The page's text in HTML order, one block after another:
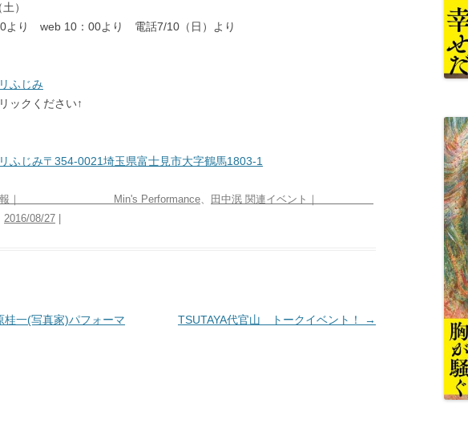
）
より web 10：00より 電話7/10（日）より
ふじみ
ックください↑
ふじみ〒354-0021埼玉県富士見市大字鶴馬1803-1
情報｜ Min's Performance、
田中泯 関連イベント｜
2016/08/27
桂一(写真家)パフォーマ
TSUTAYA代官山 トークイベント！ →